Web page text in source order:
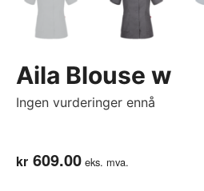
Aila Blouse w
Ingen vurderinger ennå
kr 609.00 eks. mva.